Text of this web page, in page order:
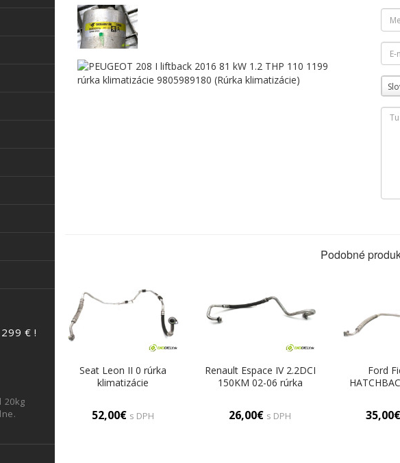
€ !
20kg
Podobné
Seat Leon II 0 rúrka
klimatizácie
52,00€ s DPH
Renault Espace IV 2.2DCI
150KM 02-06 rúrka
26,00€ s DPH
Ford
35,00€